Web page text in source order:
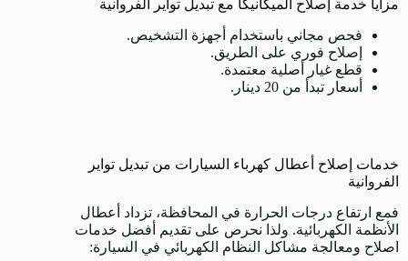
مزايا خدمة إصلاح الميكانيكا مع تبديل تواير الفروانية
فحص مجاني باستخدام أجهزة التشخيص.
إصلاح فوري على الطريق.
قطع غيار أصلية معتمدة.
أسعار تبدأ من 20 دينار.
خدمات إصلاح أعطال كهرباء السيارات من تبديل تواير
الفروانية
فمع ارتفاع درجات الحرارة في المحافظة، تزداد أعطال
الأنظمة الكهربائية. ولذا نحرص على تقديم أفضل خدمات
اصلاح ومعالجة مشاكل النظام الكهربائي في السيارة: